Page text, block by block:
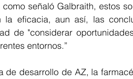
señaló Galbraith, estos
la eficacia, aun así, las
de "considerar
entornos.”
de desarrollo de AZ, la